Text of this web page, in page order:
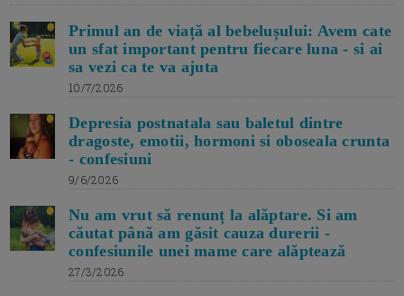
Primul an de viață al bebelușului: Avem cate
un sfat important pentru fiecare luna - si ai
sa vezi ca te va ajuta
10/7/2026
Depresia postnatala sau baletul dintre
dragoste, emotii, hormoni si oboseala crunta
- confesiuni
9/6/2026
Nu am vrut să renunț la alăptare. Si am
căutat până am găsit cauza durerii -
confesiunile unei mame care alăptează
27/3/2026